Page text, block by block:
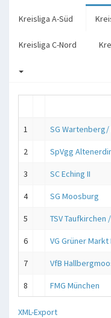
Kreisliga A-Süd
Kreisliga C-Nord
1 SG
2 SpVgg
3 SC Eching II
4 SG Moosburg
5 TSV Taufkirchen
6 VG Grüner Markt
7 VfB
8 FMG München
XML-Export